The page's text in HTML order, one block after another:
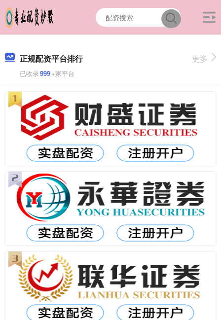
正规配资平台排行
已收录999+家平台
更多